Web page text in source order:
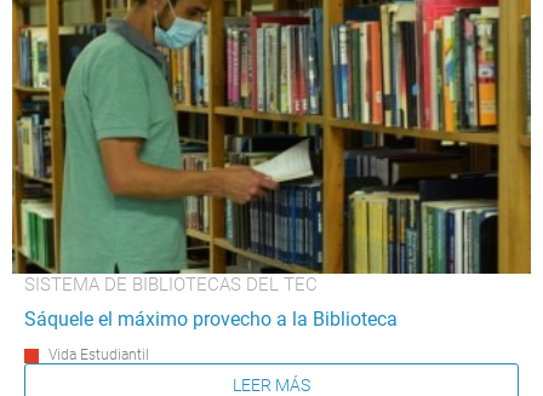
SISTEMA DE BIBLIOTECAS DEL TEC
Sáquele el máximo provecho a la Biblioteca
Vida Estudiantil
LEER MÁS